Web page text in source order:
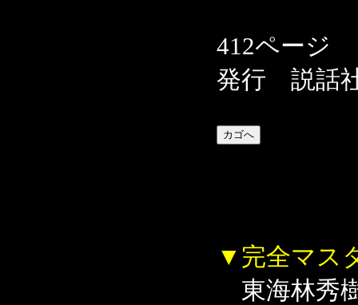
412ページ
発行 説話
▼完全マス
東海林秀